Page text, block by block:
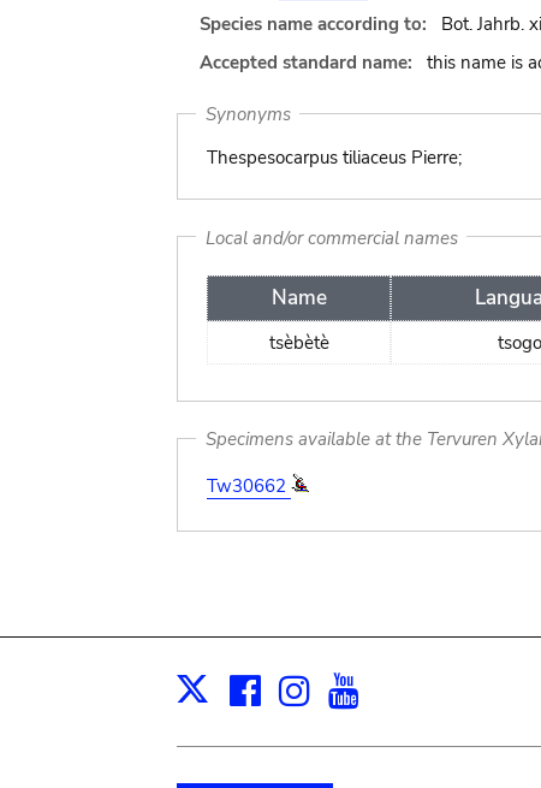
Species name according to:
Bot. Jahrb.
Accepted standard name:
this name is
Synonyms
Thespesocarpus tiliaceus Pierre;
Local and/or commercial names
Name
tsèbètè tsogo
Specimens available at the Tervuren
Tw30662
X Facebook
Instagram